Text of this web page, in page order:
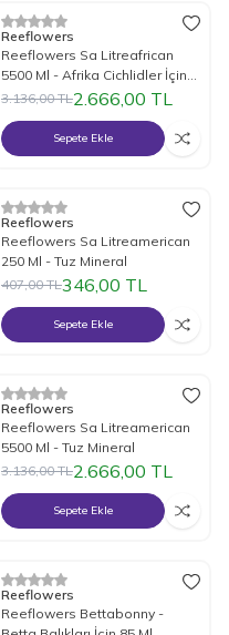
%15İndirim
Reeflowers
Reeflowers Sa Litreafrican
5500 Ml - Afrika Cichlidler İçin
Tuz Mineral
3.136,00TL2.666,00 TL
Sepete Ekle
%15İndirim
Reeflowers
Reeflowers Sa Litreamerican
250 Ml - Tuz Mineral
407,00TL346,00 TL
Sepete Ekle
%15İndirim
Reeflowers
Reeflowers Sa Litreamerican
5500 Ml - Tuz Mineral
3.136,00TL2.666,00 TL
Sepete Ekle
%15İndirim
Reeflowers
Reeflowers Bettabonny -